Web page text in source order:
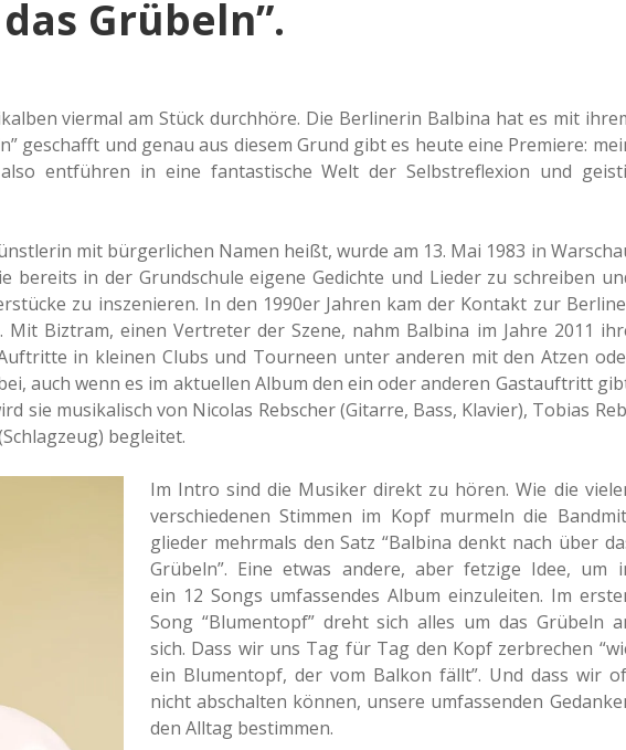
Grübeln”.
vier­mal am Stück durch­hö­re. Die Ber­li­ne­rin Bal­bi­na hat es mit
geschafft und genau aus diesem Grund gibt es heute eine Pre­mie­re:
also ent­füh­ren in eine fan­tas­ti­sche Welt der Selbst­re­fle­xi­on und
mit bür­ger­li­chen Namen heißt, wurde am 13. Mai 1983 in
bereits in der Grund­schu­le eigene Gedich­te und Lieder zu schrei­ben
zu insze­nie­ren. In den 1990er Jahren kam der Kon­takt zur
Mit Biz­tram, einen Ver­tre­ter der Szene, nahm Bal­bi­na im Jahre 2011
in klei­nen Clubs und Tour­neen unter ande­ren mit den Atzen
auch wenn es im aktu­el­len Album den ein oder ande­ren Gast­auf­tritt
sie musi­ka­lisch von Nico­las Reb­scher (Gitar­re, Bass, Kla­vier), Tobias
begleitet.
Im Intro sind die Musi­ker direkt zu hören. Wie die
ver­schie­de­nen Stim­men im Kopf mur­meln die
glie­der mehr­mals den Satz “Bal­bi­na denkt nach über
Grü­beln”. Eine etwas andere, aber fet­zi­ge Idee, um
ein 12 Songs umfas­sen­des Album ein­zu­lei­ten. Im
Song “Blu­men­topf” dreht sich alles um das Grü­beln
sich. Dass wir uns Tag für Tag den Kopf zer­bre­chen
ein Blu­men­topf, der vom Balkon fällt”. Und dass wir
nicht abschal­ten können, unsere umfas­sen­den
den Alltag bestimmen.